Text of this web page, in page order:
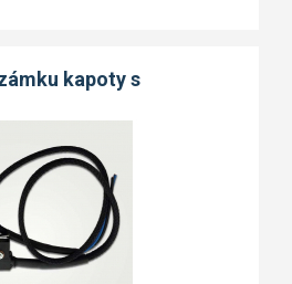
kapoty s